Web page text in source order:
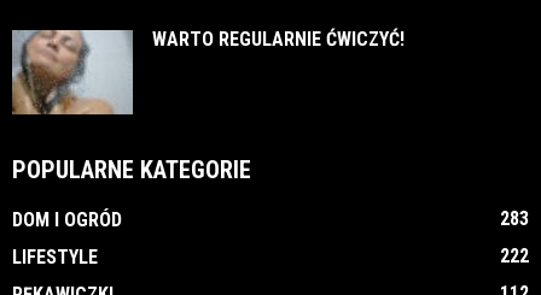
WARTO REGULARNIE ĆWICZYĆ!
POPULARNE KATEGORIE
DOM I OGRÓD
283
LIFESTYLE
222